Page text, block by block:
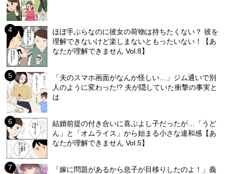
ほぼ手ぶらなのに彼女の荷物は持ちたくない？ 彼を
理解できないけど楽しまないともったいない！【あ
なたが理解できません Vol.8】
「夫のスマホ画面がなんか怪しい…」ジム通いで別
人のように変わった!? 夫が隠していた衝撃の事実と
は
結婚前提の付き合いに喜ぶよし子だったが…「うど
ん」と「オムライス」から始まる小さな違和感【あ
なたが理解できません Vol.5】
「嫁に問題があるから息子が目移りしたのよ！」義